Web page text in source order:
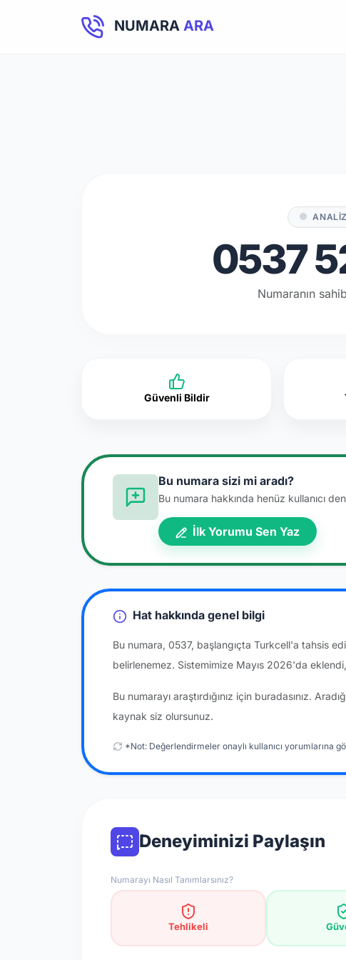
NUMARA ARA
0537
Numaranın
Güvenli Bildir
Bu numara sizi mi aradı?
Bu numara hakkında henüz kullanıcı
İlk Yorumu Sen Yaz
Hat hakkında genel bilgi
Bu numara, 0537, başlangıçta Turkcell'a tahsis
belirlenemez. Sistemimize Mayıs 2026'da
Bu numarayı araştırdığınız için buradasınız.
kaynak siz olursunuz.
*Not: Değerlendirmeler onaylı kullanıcı yorumlarına
Deneyiminizi Paylaşın
Numarayı Nasıl Tanımlarsınız?
Tehlikeli